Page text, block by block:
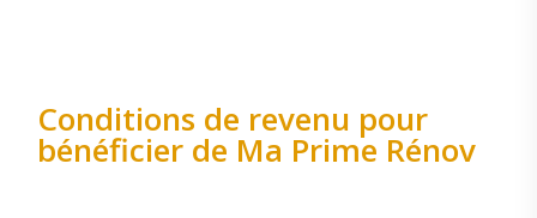
Conditions de revenu pour
bénéficier de Ma Prime Rénov